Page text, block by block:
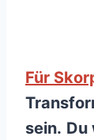
Für
sein. Du